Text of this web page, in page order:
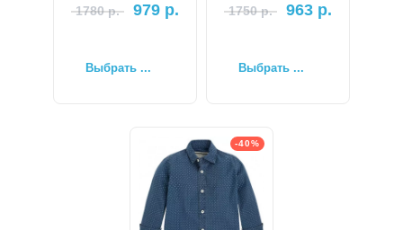
1780р. 979 р.
Выбрать ...
1750р. 963 р.
Выбрать ...
-40%